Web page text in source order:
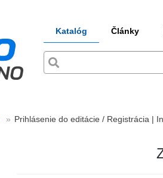
Katalóg Články
Prihlásenie do editácie / Registrácia |